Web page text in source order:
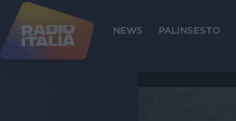
NEWS PALINSESTO